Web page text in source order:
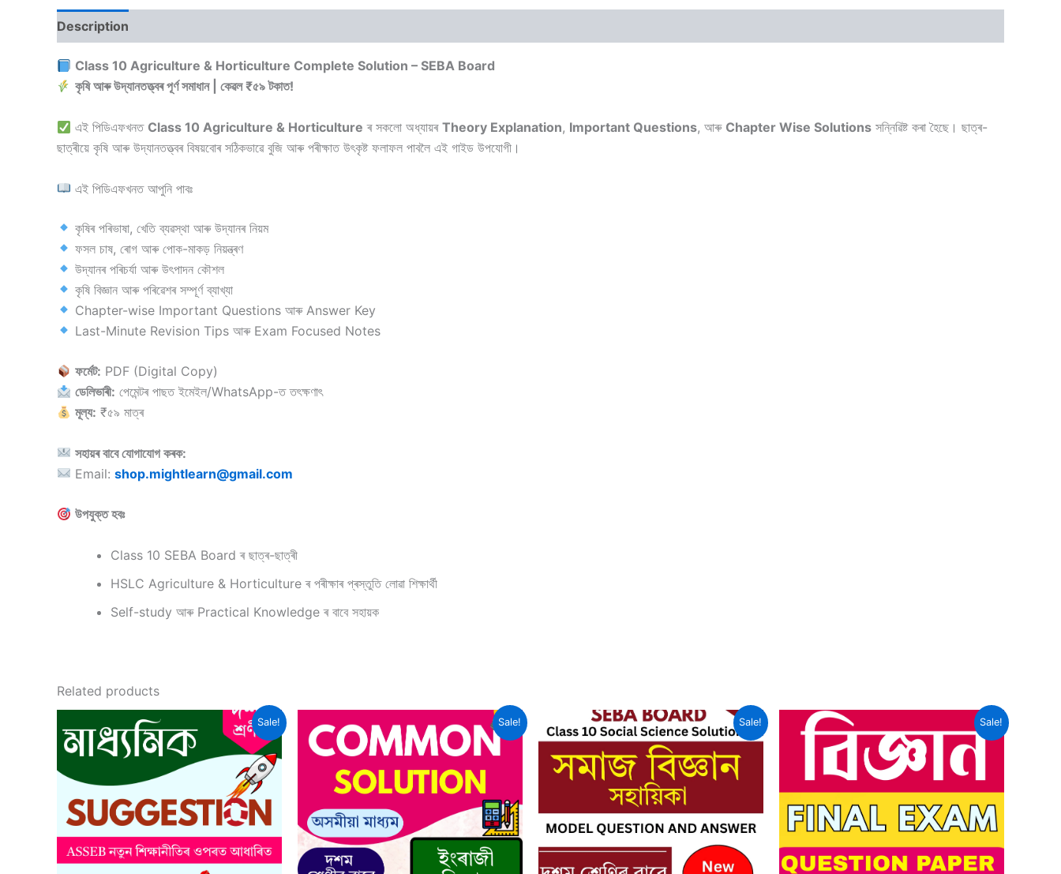
Description
Class 10 Agriculture & Horticulture Complete Solution – SEBA Board
কৃষি আৰু উদ্যানতত্ত্বৰ পূৰ্ণ সমাধান | কেৱল ₹৫৯ টকাত!
এই পিডিএফখনত Class 10 Agriculture & Horticulture ৰ সকলো অধ্যায়ৰTheory Explanation, Important Questions, আৰু Chapter Wise Solutions সন্নিৱিষ্ট কৰা হৈছে। ছাত্ৰ-
ছাত্ৰীয়ে কৃষি আৰু উদ্যানতত্ত্বৰ বিষয়বোৰ সঠিকভাৱে বুজি আৰু পৰীক্ষাত উৎকৃষ্ট ফলাফল পাবলৈ এই গাইড উপযোগী।
এই পিডিএফখনত আপুনি পাবঃ
কৃষিৰ পৰিভাষা, খেতি ব্যৱস্থা আৰু উদ্যানৰ নিয়ম
ফসল চাষ, ৰোগ আৰু পোক-মাকড় নিয়ন্ত্ৰণ
উদ্যানৰ পৰিচৰ্যা আৰু উৎপাদন কৌশল
কৃষি বিজ্ঞান আৰু পৰিৱেশৰ সম্পূৰ্ণ ব্যাখ্যা
Chapter-wise Important Questions আৰু Answer Key
Last-Minute Revision Tips আৰু Exam Focused Notes
ফৰ্মেট: PDF (Digital Copy)
ডেলিভাৰী: পেমেন্টৰ পাছত ইমেইল/WhatsApp-ত তৎক্ষণাৎ
মূল্য: ₹৫৯ মাত্ৰ
সহায়ৰ বাবে যোগাযোগ কৰক:
Email:shop.mightlearn@gmail.com
উপযুক্ত হবঃ
Class 10 SEBA Board ৰ ছাত্ৰ-ছাত্ৰী
HSLC Agriculture & Horticulture ৰ পৰীক্ষাৰ প্ৰস্তুতি লোৱা শিক্ষাৰ্থী
Self-study আৰু Practical Knowledge ৰ বাবে সহায়ক
Related products
Sale! Sale! Sale! Sale!